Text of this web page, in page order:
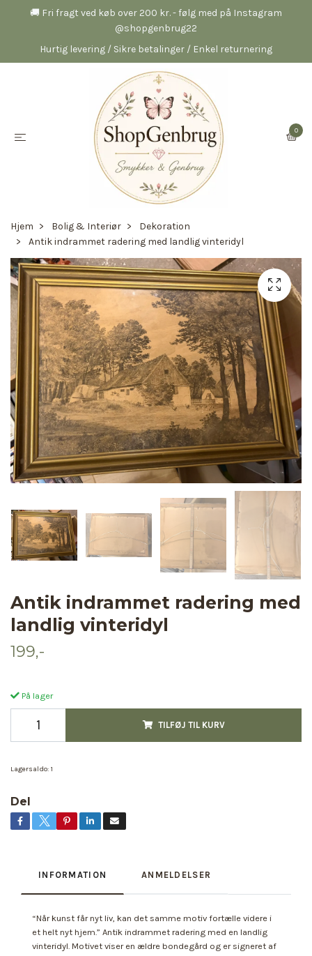
🚚 Fri fragt ved køb over 200 kr. - følg med på Instagram
@shopgenbrug22
Hurtig levering / Sikre betalinger / Enkel returnering
0
Hjem Bolig & Interiør
Dekoration
Antik indrammet radering med landlig vinteridyl
Antik indrammet radering med
landlig vinteridyl
199,-
På lager
TILFØJ TIL KURV
Lagersaldo: 1
Del
INFORMATION ANMELDELSER
“Når kunst får nyt liv, kan det samme motiv fortælle videre i
et helt nyt hjem.” Antik indrammet radering med en landlig
vinteridyl. Motivet viser en ældre bondegård og er signeret af